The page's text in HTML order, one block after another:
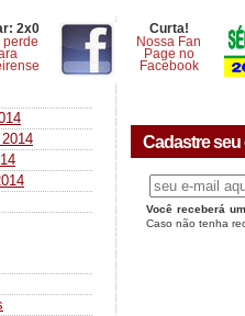
2x0
perde
Curta!
Nossa Fan
Page no
Facebook
Cadastre seu
Você receberá
Caso não tenha